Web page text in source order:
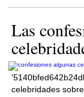
Las
celebridades